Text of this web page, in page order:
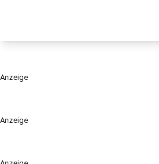
Anzeige
Anzeige